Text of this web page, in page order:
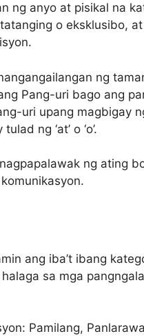
ng anyo at pisikal na
o eksklusibo,
ng
Pang-uri bago ang
uri upang magbigay
ng ‘at’ o ‘o’.
ng ating
ang iba’t ibang
sa mga
Pamilang,